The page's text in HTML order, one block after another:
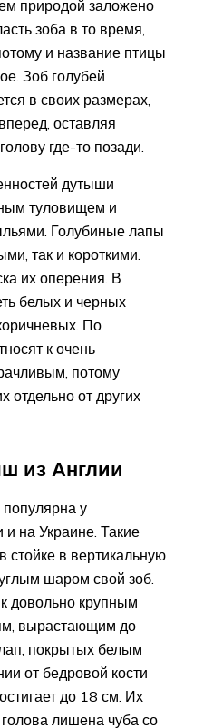
природой заложено
зоба в то время,
и название птицы
Зоб голубей
в своих размерах,
оставляя
где-то позади.
дутыши
туловищем и
Голубиные лапы
так и короткими.
их оперения. В
белых и черных
По
к очень
потому
отдельно от других
из Англии
у
и на Украине. Такие
стойке в вертикальную
шаром свой зоб.
довольно крупным
вырастающим до
покрытых белым
от бедровой кости
до 18 см. Их
лишена чуба со